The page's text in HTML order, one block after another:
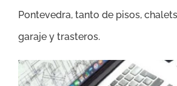
Pontevedra, tanto de pisos,
garaje y trasteros.